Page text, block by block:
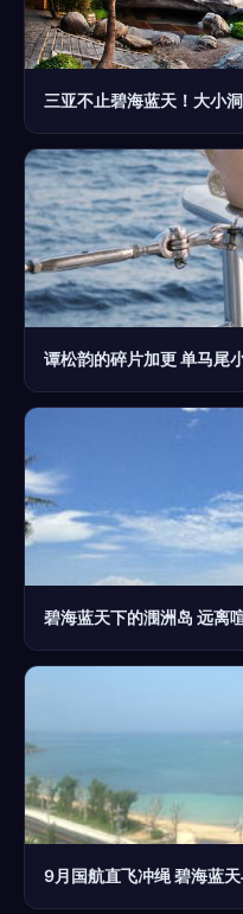
三亚不止碧海蓝天！大小
谭松韵的碎片加更 单马尾
碧海蓝天下的涠洲岛 远离